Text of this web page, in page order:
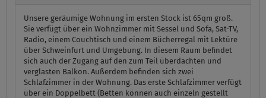
Unsere geräumige Wohnung im ersten Stock ist 65qm groß.
Sie verfügt über ein Wohnzimmer mit Sessel und Sofa, Sat-TV,
Radio, einem Couchtisch und einem Bücherregal mit Lektüre
über Schweinfurt und Umgebung. In diesem Raum befindet
sich auch der Zugang auf den zum Teil überdachten und
verglasten Balkon. Außerdem befinden sich zwei
Schlafzimmer in der Wohnung. Das erste Schlafzimmer verfügt
über ein Doppelbett (Betten können auch einzeln gestellt